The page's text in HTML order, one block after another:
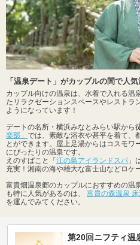
「温泉デート」がカップルの間で人気
カップル向けの温泉は、水着で入れる温
たリラクゼーションスペースやレスト
ようになっています！
デートの名所・横浜みなとみらい駅から
楽部」 では、素敵な浴衣や甚平を着て、
とができます。屋上足湯からはコスモワ
にぴったりの温泉です。
えのすぱこと「 江の島アイランドスパ 」
充実！湘南の海や雄大な富士山などロケ
富貴畑温泉郷のカップルにおすすめの温
も特に人気があるのは、 富貴の森温泉
を運んでみてください。
第20回ニフティ温